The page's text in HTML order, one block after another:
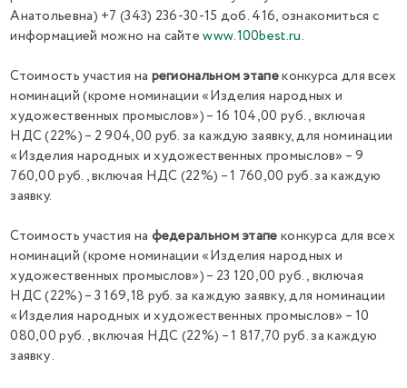
Анатольевна) +7 (343) 236-30-15 доб. 416, ознакомиться с
информацией можно на сайтеwww.100best.ru.
Стоимость участия на региональном этапеконкурса для всех
номинаций (кроме номинации «Изделия народных и
художественных промыслов») – 16 104,00 руб., включая
НДС (22%) – 2 904,00 руб. за каждую заявку, для номинации
«Изделия народных и художественных промыслов» – 9
760,00 руб., включая НДС (22%) – 1 760,00 руб. за каждую
заявку.
Стоимость участия на федеральном этапеконкурса для всех
номинаций (кроме номинации «Изделия народных и
художественных промыслов») – 23 120,00 руб., включая
НДС (22%) – 3 169,18 руб. за каждую заявку, для номинации
«Изделия народных и художественных промыслов» – 10
080,00 руб., включая НДС (22%) – 1 817,70 руб. за каждую
заявку .